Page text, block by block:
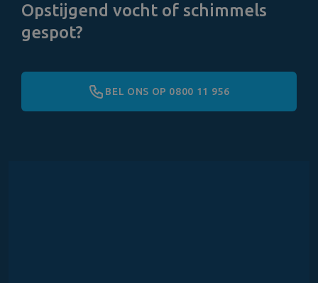
Opstijgend vocht of schimmels
gespot?
BEL ONS OP 0800 11 956